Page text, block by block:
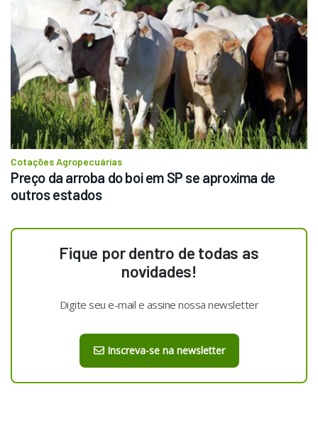
Cotações Agropecuárias
Preço da arroba do boi em SP se aproxima de
outros estados
Fique por dentro de todas as
novidades!
Digite seu e-mail e assine nossa newsletter
Inscreva-se na newsletter